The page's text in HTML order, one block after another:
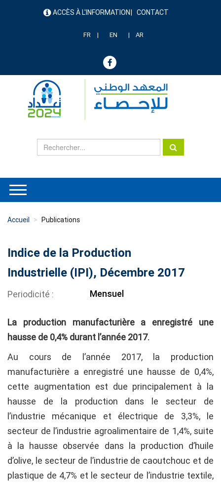
menu ACCÈS À L'INFORMATION CONTACT
FR EN AR
Accueil Publications
Indice de la Production
Industrielle (IPI), Décembre 2017
Periodicité Mensuel
La production manufacturière a enregistré une
hausse de 0,4% durant l’année 2017.
Au cours de l’année 2017, la production
manufacturière a enregistré une hausse de 0,4%,
cette augmentation est due principalement à la
hausse de la production dans le secteur de
l’industrie mécanique et électrique de 3,3%, le
secteur de l’industrie agroalimentaire de 1,4%, suite
à la hausse observée dans la production d’huile
d’olive, le secteur de l’industrie de caoutchouc et de
plastique de 4,7% et le secteur de l’industrie textile,